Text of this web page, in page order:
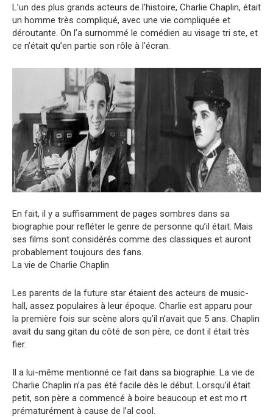
L’un des plus grands acteurs de l’histoire, Charlie Chaplin, était
un homme très compliqué, avec une vie compliquée et
déroutante. On l’a surnommé le comédien au visage tri ste, et
ce n’était qu’en partie son rôle à l’écran.
En fait, il y a suffisamment de pages sombres dans sa
biographie pour refléter le genre de personne qu’il était. Mais
ses films sont considérés comme des classiques et auront
probablement toujours des fans.
La vie de Charlie Chaplin
Les parents de la future star étaient des acteurs de music-
hall, assez populaires à leur époque. Charlie est apparu pour
la première fois sur scène alors qu’il n’avait que 5 ans. Chaplin
avait du sang gitan du côté de son père, ce dont il était très
fier.
Il a lui-même mentionné ce fait dans sa biographie. La vie de
Charlie Chaplin n’a pas été facile dès le début. Lorsqu’il était
petit, son père a commencé à boire beaucoup et est mo rt
prématurément à cause de l’al cool.